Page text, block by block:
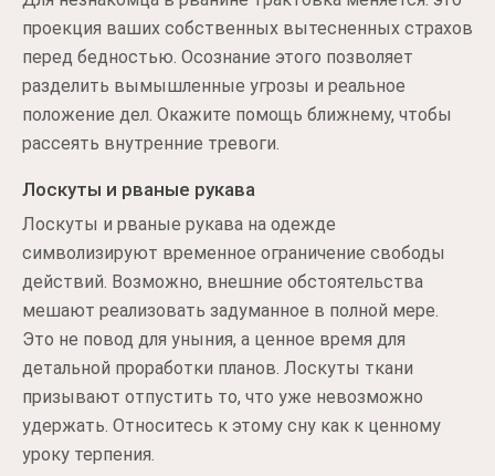
проекция ваших собственных вытесненных страхов
перед бедностью. Осознание этого позволяет
разделить вымышленные угрозы и реальное
положение дел. Окажите помощь ближнему, чтобы
рассеять внутренние тревоги.
Лоскуты и рваные рукава
Лоскуты и рваные рукава на одежде
символизируют временное ограничение свободы
действий. Возможно, внешние обстоятельства
мешают реализовать задуманное в полной мере.
Это не повод для уныния, а ценное время для
детальной проработки планов. Лоскуты ткани
призывают отпустить то, что уже невозможно
удержать. Относитесь к этому сну как к ценному
уроку терпения.